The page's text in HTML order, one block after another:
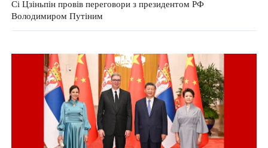
Сі Цзіньпін провів переговори з президентом РФ
Володимиром Путіним